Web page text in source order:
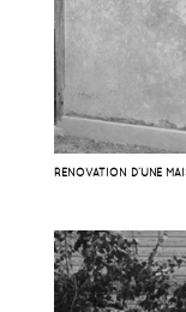
RÉNOVATION D’UNE